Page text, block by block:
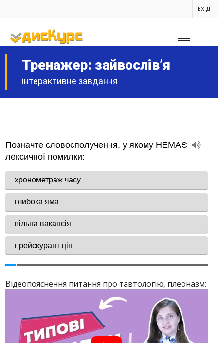
ВХІД
Тренажер: зайвослів’я
інтерактивне завдання
Відеопояснення питання про тавтологію, плеоназм: